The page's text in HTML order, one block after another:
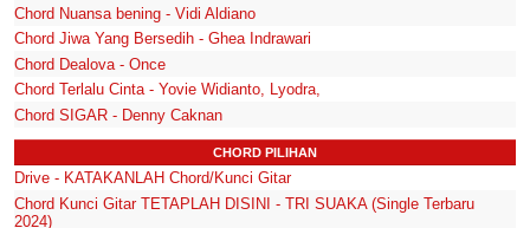
Chord Nuansa bening - Vidi Aldiano
Chord Jiwa Yang Bersedih - Ghea Indrawari
Chord Dealova - Once
Chord Terlalu Cinta - Yovie Widianto, Lyodra,
Chord SIGAR - Denny Caknan
CHORD PILIHAN
Drive - KATAKANLAH Chord/Kunci Gitar
Chord Kunci Gitar TETAPLAH DISINI - TRI SUAKA (Single Terbaru
2024)